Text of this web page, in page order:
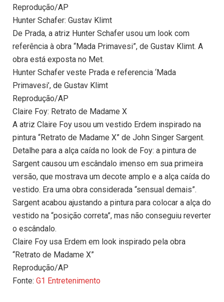
Reprodução/AP
Hunter Schafer: Gustav Klimt
De Prada, a atriz Hunter Schafer usou um look com
referência à obra “Mada Primavesi”, de Gustav Klimt. A
obra está exposta no Met.
Hunter Schafer veste Prada e referencia ‘Mada
Primavesi’, de Gustav Klimt
Reprodução/AP
Claire Foy: Retrato de Madame X
A atriz Claire Foy usou um vestido Erdem inspirado na
pintura “Retrato de Madame X” de John Singer Sargent.
Detalhe para a alça caída no look de Foy: a pintura de
Sargent causou um escândalo imenso em sua primeira
versão, que mostrava um decote amplo e a alça caída do
vestido. Era uma obra considerada “sensual demais”.
Sargent acabou ajustando a pintura para colocar a alça do
vestido na “posição correta”, mas não conseguiu reverter
o escândalo.
Claire Foy usa Erdem em look inspirado pela obra
“Retrato de Madame X”
Reprodução/AP
Fonte: G1 Entretenimento